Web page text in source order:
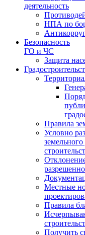
деятельность
НПА по
Безопасность
ГО и ЧС
Защита
Правила
Условно
Местные
Правила
Получить